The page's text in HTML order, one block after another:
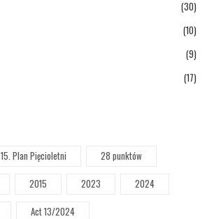
(30)
(10)
(9)
(17)
15. Plan Pięcioletni
28 punktów
2015 2023
2024
Act 13/2024